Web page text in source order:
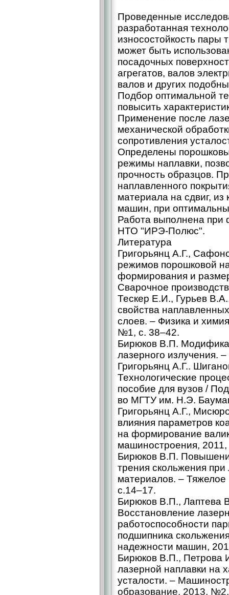
Проведенные
разработанная
износостойкость пары
может быть
посадочных
агрегатов, валов
валов и других
Подбор оптимальной
повысить
Применение после
механической
сопротивления
Определены
режимы наплавки,
прочность образцов.
наплавленного
материала на сдвиг, из
машин, при
Работа выполнена
НТО "ИРЭ-Полюс".
Литература
Григорьянц А.Г.,
режимов порошковой
формирования и
Сварочное
Тескер Е.И., Гурьев
свойства
слоев. – Физика и
№1, с. 38–42.
Бирюков В.П.
лазерного излучения.
Григорьянц А.Г..
Технологические
пособие для вузов /
во МГТУ им. Н.Э.
Григорьянц А.Г.,
влияния параметров
на формирование
машиностроения,
Бирюков В.П.
трения скольжения
материалов. –
с.14–17.
Бирюков В.П., Лаптева
Восстановление
работоспособности
подшипника
надежности машин,
Бирюков В.П., Петрова
лазерной наплавки на
усталости. –
образование, 2013,